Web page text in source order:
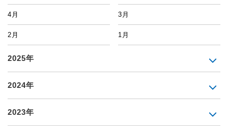
4月 3月
2月 1月
2025年
2024年
2023年